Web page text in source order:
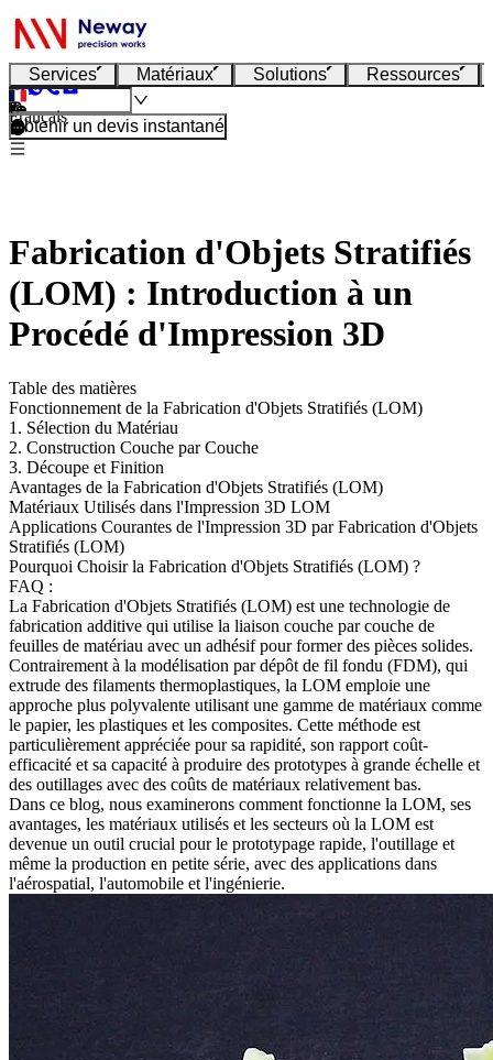
Services Matériaux Solutions Ressources
Français
Obtenir un devis instantané
Fabrication d'Objets Stratifiés
(LOM) : Introduction à un
Procédé d'Impression 3D
Table des matières
Fonctionnement de la Fabrication d'Objets Stratifiés (LOM)
1. Sélection du Matériau
2. Construction Couche par Couche
3. Découpe et Finition
Avantages de la Fabrication d'Objets Stratifiés (LOM)
Matériaux Utilisés dans l'Impression 3D LOM
Applications Courantes de l'Impression 3D par Fabrication d'Objets
Stratifiés (LOM)
Pourquoi Choisir la Fabrication d'Objets Stratifiés (LOM) ?
FAQ :
La Fabrication d'Objets Stratifiés (LOM) est une technologie de
fabrication additive qui utilise la liaison couche par couche de
feuilles de matériau avec un adhésif pour former des pièces solides.
Contrairement à la modélisation par dépôt de fil fondu (FDM), qui
extrude des filaments thermoplastiques, la LOM emploie une
approche plus polyvalente utilisant une gamme de matériaux comme
le papier, les plastiques et les composites. Cette méthode est
particulièrement appréciée pour sa rapidité, son rapport coût-
efficacité et sa capacité à produire des prototypes à grande échelle et
des outillages avec des coûts de matériaux relativement bas.
Dans ce blog, nous examinerons comment fonctionne la LOM, ses
avantages, les matériaux utilisés et les secteurs où la LOM est
devenue un outil crucial pour le prototypage rapide, l'outillage et
même la production en petite série, avec des applications dans
l'aérospatial, l'automobile et l'ingénierie.